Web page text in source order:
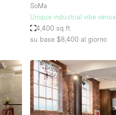
SoMa
Unique industrial vibe venue
4,400 sq ft
su base $8,400 al giorno